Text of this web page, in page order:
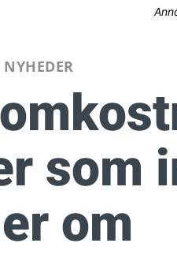
NYHEDER
som
om